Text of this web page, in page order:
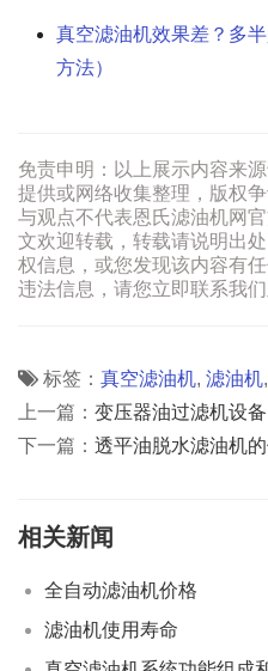
真空滤油机效果差？多
方法）
免责申明：以上展示内容来
提供或网络收集整理，版权
与观点不代表恩氏滤油机网
文欢迎转载，转载请说明出
权信息，或您发现该内容有
违法信息，请您立即联系我们
标签： 真空滤油机, 滤油机,
上一篇： 变压器油过滤机设
下一篇： 透平油脱水滤油机
相关新闻
全自动滤油机价格
滤油机使用寿命